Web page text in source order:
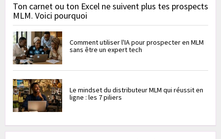
Ton carnet ou ton Excel ne suivent plus tes prospects
MLM. Voici pourquoi
Comment utiliser l'IA pour prospecter en MLM
sans être un expert tech
Le mindset du distributeur MLM qui réussit en
ligne : les 7 piliers